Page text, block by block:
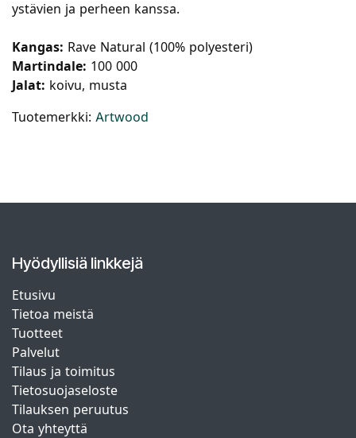
ystävien ja perheen kanssa.
Kangas: Rave Natural (100% polyesteri)
Martindale: 100 000
Jalat: koivu, musta
Tuotemerkki: Artwood
Hyödyllisiä linkkejä
Etusivu
Tietoa meistä
Tuotteet
Palvelut
Tilaus ja toimitus
Tietosuojaseloste
Tilauksen peruutus
Ota yhteyttä